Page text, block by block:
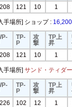
121 10 1
手場所] ショップ : 16,200
TP-
P
攻
撃
TP上
昇
121 10 1
手場所] サンド・ティダ
TP-
P
攻
撃
TP上
昇
102 12 1